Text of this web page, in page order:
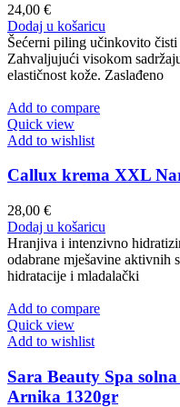
24,00 €
Dodaj u košaricu
Šećerni piling učinkovito
Zahvaljujući visokom
elastičnost kože. Zaslađeno
Add to compare
Quick view
Add to wishlist
Callux krema XXL
28,00 €
Dodaj u košaricu
Hranjiva i intenzivno
odabrane mješavine aktivnih
hidratacije i mladalački
Add to compare
Quick view
Add to wishlist
Sara Beauty Spa
Arnika 1320gr